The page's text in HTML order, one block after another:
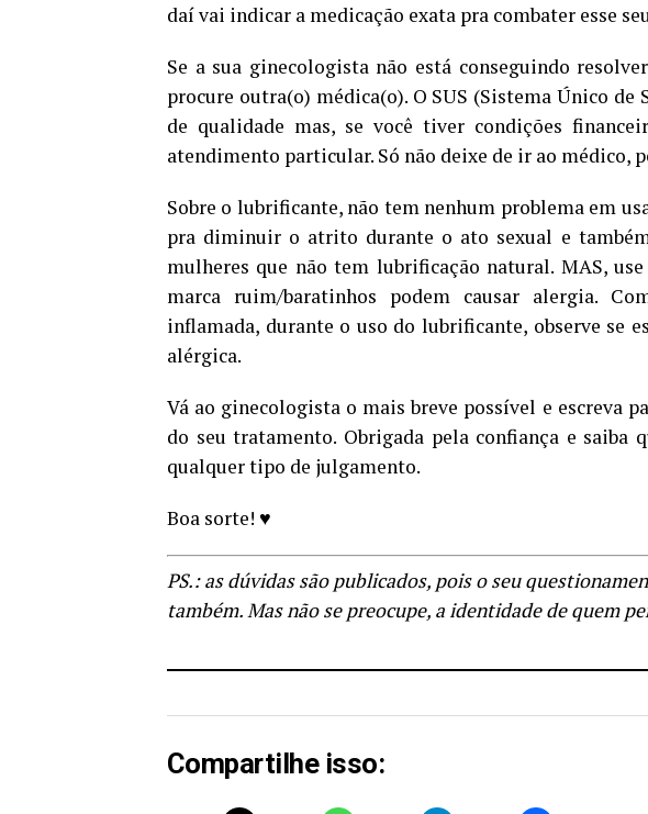
daí vai indicar a medicação exata pra combater esse
Se a sua ginecologista não está conseguindo
procure outra(o) médica(o). O SUS (Sistema Único
de qualidade mas, se você tiver condições
atendimento particular. Só não deixe de ir ao médico,
Sobre o lubrificante, não tem nenhum problema em
pra diminuir o atrito durante o ato sexual e
mulheres que não tem lubrificação natural. MAS,
marca ruim/baratinhos podem causar alergia.
inflamada, durante o uso do lubrificante, observe se
alérgica.
Vá ao ginecologista o mais breve possível e escreva
do seu tratamento. Obrigada pela confiança e
qualquer tipo de julgamento.
Boa sorte! ♥
PS.: as dúvidas são publicados, pois o seu
também. Mas não se preocupe, a identidade de quem
Compartilhe isso: